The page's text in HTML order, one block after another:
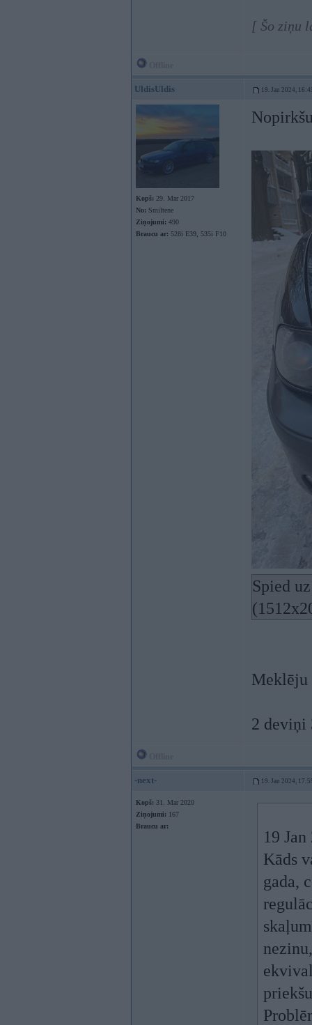
[ Šo ziņu
UldisUldis 19. Jan 2024,
Kopš: 29. Mar 2017
No: Smiltene
Ziņojumi: 490
Braucu ar: 528i E39, 535i F10
Spied
Meklēju
2 deviņi
-next- 19. Jan 2024,
Kopš: 31. Mar 2020
Ziņojumi: 167
Braucu ar:
19
Kāds
gada,